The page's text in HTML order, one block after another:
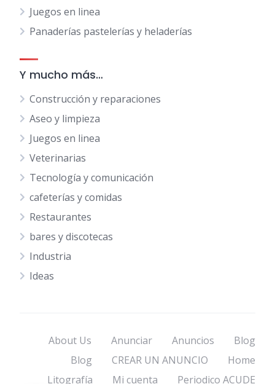
Juegos en linea
Panaderías pastelerías y heladerías
Y mucho más…
Construcción y reparaciones
Aseo y limpieza
Juegos en linea
Veterinarias
Tecnología y comunicación
cafeterías y comidas
Restaurantes
bares y discotecas
Industria
Ideas
About Us Anunciar Anuncios
Blog
Blog
CREAR UN ANUNCIO
Home
Litografía
Mi cuenta Periodico ACUDE